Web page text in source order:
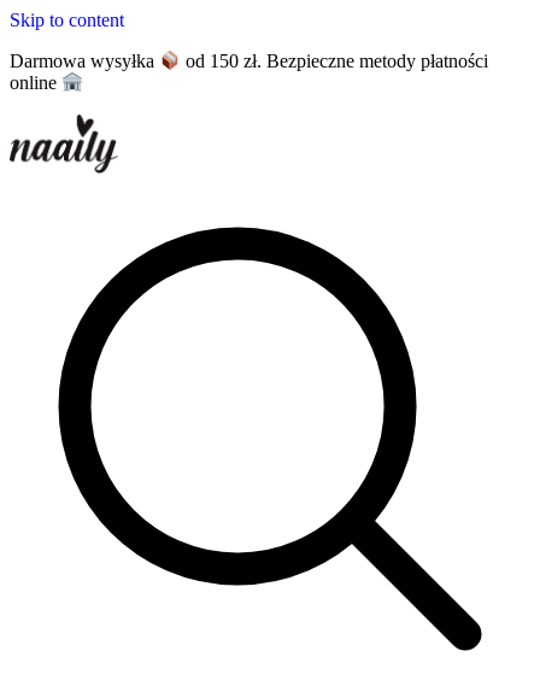
Skip to content
Darmowa wysyłka
od 150 zł. Bezpieczne metody płatności
online